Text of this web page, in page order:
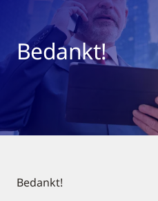
Bedankt!
Bedankt!